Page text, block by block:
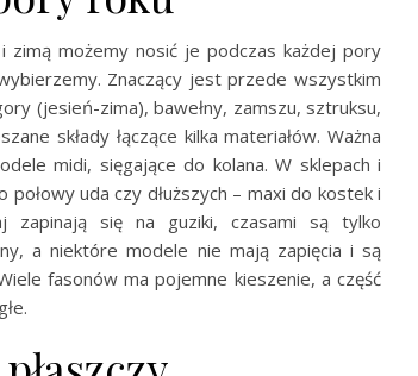
zimą możemy nosić je podczas każdej pory
Znaczący jest przede wszystkim
(jesień-zima), bawełny, zamszu, sztruksu,
składy łączące kilka materiałów. Ważna
midi, sięgające do kolana. W sklepach i
uda czy dłuższych – maxi do kostek i
zapinają się na guziki, czasami są tylko
a niektóre modele nie mają zapięcia i są
fasonów ma pojemne kieszenie, a część